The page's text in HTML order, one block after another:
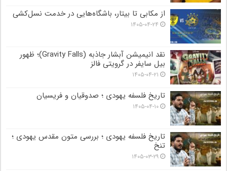
از مکابی تا بیتار، باشگاه‌هایی در خدمت نسل‌کشی
۱۴۰۵-۰۴-۲۴
نقد انیمیشن آبشار جاذبه (Gravity Falls)؛ ظهور
بیل سایفر در گرویتی فالز
۱۴۰۵-۰۴-۲۱
تاریخ فلسفه یهودی ؛ صدوقیان و فریسیان
۱۴۰۵-۰۴-۱۰
تاریخ فلسفه یهودی ؛ بررسی متون مقدس یهودی ؛
تنخ
۱۴۰۵-۰۳-۲۹